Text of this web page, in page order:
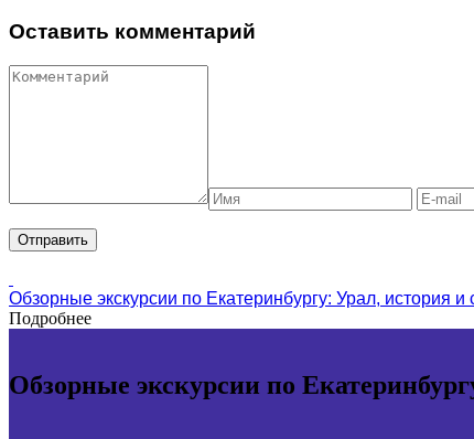
Оставить комментарий
Обзорные экскурсии по Екатеринбургу: Урал, история и
Подробнее
Обзорные экскурсии по